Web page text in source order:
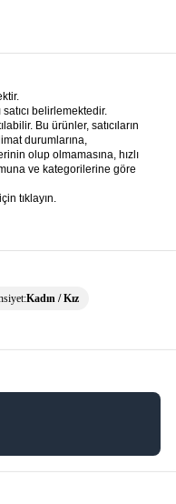
belirlemektedir.
Bu ürünler, satıcıların
durumlarına,
olup olmamasına, hızlı
ve kategorilerine göre
tıklayın.
Kadın / Kız